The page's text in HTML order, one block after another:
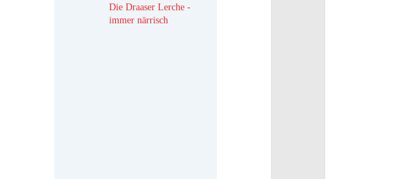
Die Draaser Lerche -
immer närrisch